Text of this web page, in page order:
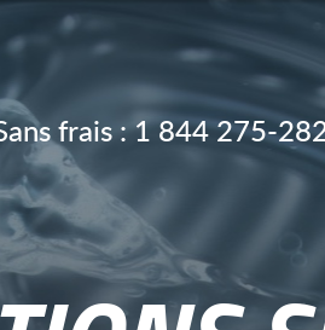
frais :1 844 275-